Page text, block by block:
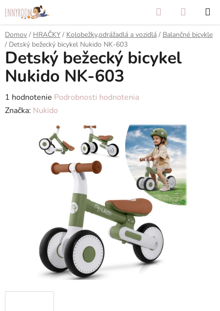
na
obsah
Hľadať
KOŠÍK
Domov / HRAČKY / Kolobežky,odrážadlá a vozidlá / Balančné bicykle
/ Detský bežecký bicykel Nukido NK-603
Detský bežecký bicykel
Nukido NK-603
Priemerné
hodnotenie
1 hodnotenie Podrobnosti hodnotenia
Značka: Nukido